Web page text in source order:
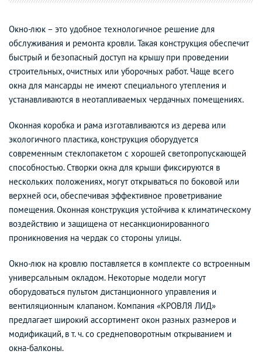
Окно-люк – это удобное технологичное решение для
обслуживания и ремонта кровли. Такая конструкция обеспечит
быстрый и безопасный доступ на крышу при проведении
строительных, очистных или уборочных работ. Чаще всего
окна для мансарды не имеют специального утепления и
устанавливаются в неотапливаемых чердачных помещениях.
Оконная коробка и рама изготавливаются из дерева или
экологичного пластика, конструкция оборудуется
современным стеклопакетом с хорошей светопропускающей
способностью. Створки окна для крыши фиксируются в
нескольких положениях, могут открываться по боковой или
верхней оси, обеспечивая эффективное проветривание
помещения. Оконная конструкция устойчива к климатическому
воздействию и защищена от несанкционированного
проникновения на чердак со стороны улицы.
Окно-люк на кровлю поставляется в комплекте со встроенным
универсальным окладом. Некоторые модели могут
оборудоваться пультом дистанционного управления и
вентиляционным клапаном. Компания «КРОВЛЯ ЛИД»
предлагает широкий ассортимент окон разных размеров и
модификаций, в т. ч. со среднеповоротным открыванием и
окна-балконы.